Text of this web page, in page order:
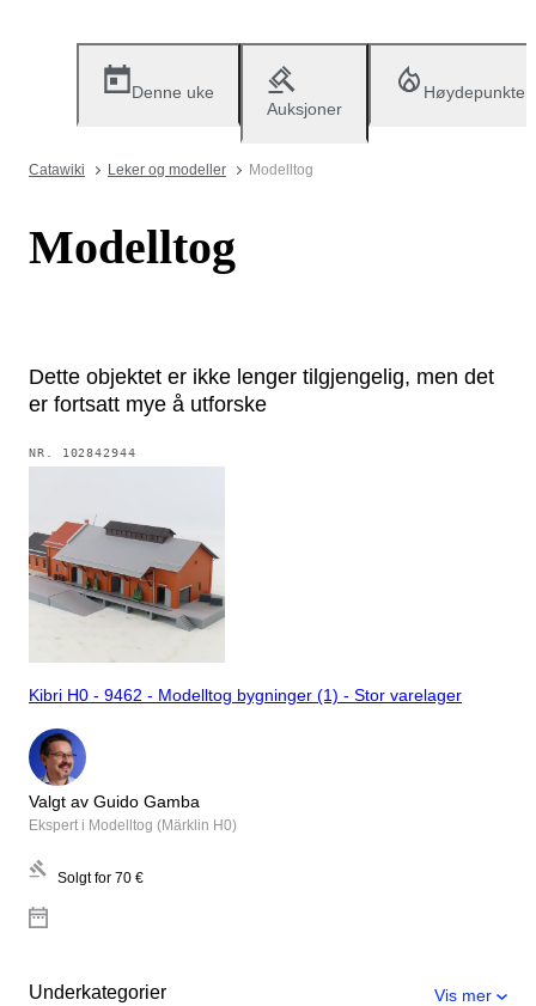
Denne uke
Auksjoner
Høydepunkter
Catawiki Leker og modeller Modelltog
Modelltog
Dette objektet er ikke lenger tilgjengelig, men det
er fortsatt mye å utforske
NR. 102842944
Kibri H0 - 9462 - Modelltog bygninger (1) - Stor varelager
Valgt av Guido Gamba
Ekspert i Modelltog (Märklin H0)
Solgt for 70 €
Underkategorier Vis mer